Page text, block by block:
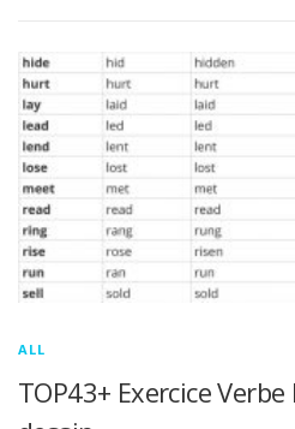
ALL
TOP43+ Exercice